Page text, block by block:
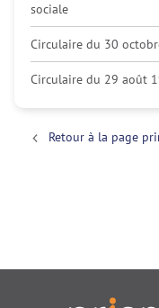
sociale
Circulaire du 30
Circulaire du 29 août
Retour à la page